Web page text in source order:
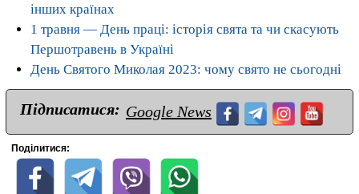
інших країнах
1 травня — День праці: історія свята та чи скасують
Першотравень в Україні
День Святого Миколая 2023: чому свято не сьогодні
Підписатися: Google News
Поділитися: